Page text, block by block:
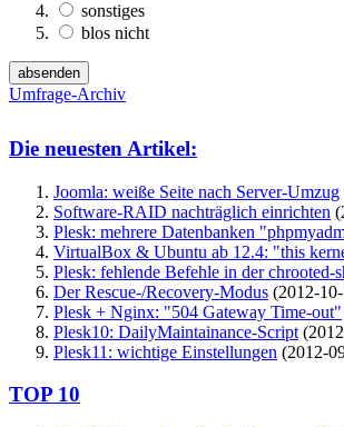
sonstiges
blos nicht
Umfrage-Archiv
Die neuesten Artikel:
Joomla: weiße Seite nach Server-Umzug
Software-RAID nachträglich einrichten
Plesk: mehrere Datenbanken
VirtualBox & Ubuntu ab 12.4: "this
Plesk: fehlende Befehle in der chrooted-
Der Rescue-/Recovery-Modus (2012-
Plesk + Nginx: "504 Gateway Time-out"
Plesk10: DailyMaintainance-Script
Plesk11: wichtige Einstellungen (2012-
TOP 10